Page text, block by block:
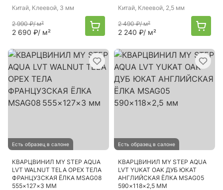
Китай, Клеевой, 3 мм
2 990 ₽/ м²
2 690 ₽/ м²
Китай, Клеевой, 2,5 мм
2 490 ₽/ м²
2 240 ₽/ м²
Есть образец в салоне
КВАРЦВИНИЛ MY STEP AQUA
LVT WALNUT TELA ОРЕХ ТЕЛА
ФРАНЦУЗСКАЯ ЁЛКА MSAG08
555×127×3 ММ
Есть образец в салоне
КВАРЦВИНИЛ MY STEP AQUA
LVT YUKAT OAK ДУБ ЮКАТ
АНГЛИЙСКАЯ ЁЛКА MSAG05
590×118×2,5 ММ